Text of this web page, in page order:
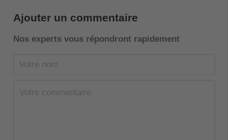
Ajouter un commentaire
Nos experts vous répondront rapidement